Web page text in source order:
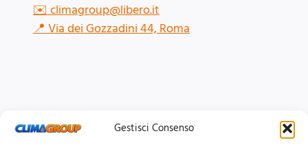
Gestisci Consenso
✉️climagroup@libero.it
📍Via dei Gozzadini 44, Roma